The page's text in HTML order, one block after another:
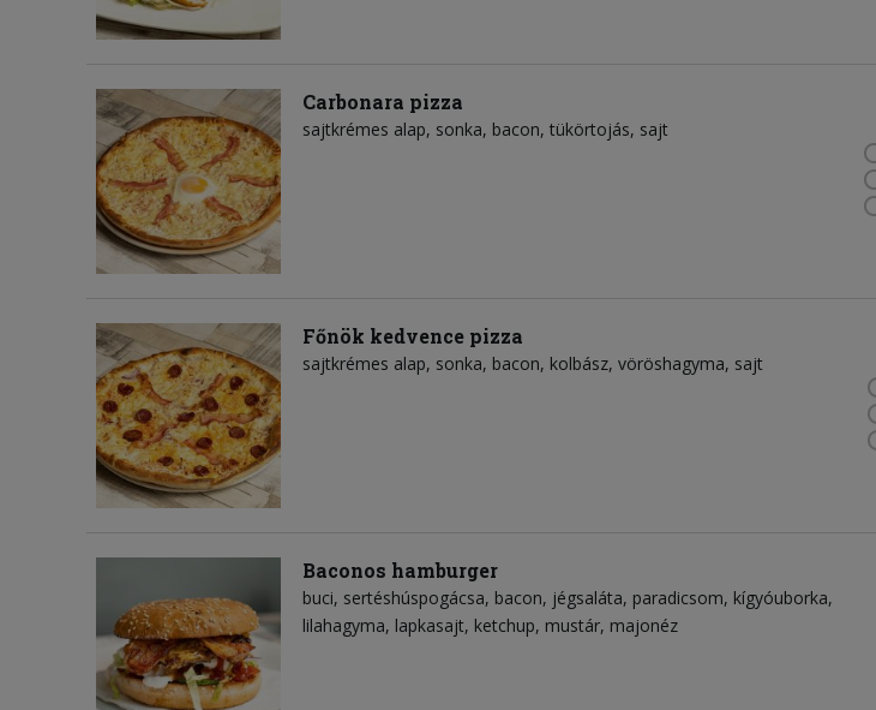
Carbonara pizza
sajtkrémes alap sonka bacon tükörtojás sajt
Főnök kedvence pizza
sajtkrémes alap sonka bacon kolbász vöröshagyma sajt
Baconos hamburger
buci sertéshúspogácsa bacon jégsaláta paradicsom kígyóuborka
lilahagyma lapkasajt ketchup mustár majonéz